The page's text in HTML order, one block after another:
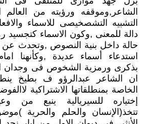
الشاعر,وموقفه ورؤيته من العالم
التشبيه التشصخيصى للاسماء
دالة للمعنى ,وكون الاسماء
حالة داخل بنية النصوص ,وتحدث
استدعاء أسماء عديدة ,وكأنهنا
بذكرى ورمزية الشخوص فى وجدان
ان الشاعر عبدالرؤو ف بطيخ
الخاصة بمنطلقاتها الاشتراكية
إختياره للسيريالية ينبع من
تتخذ(الإنسان والحلم والحرية